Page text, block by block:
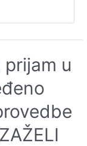
prijam u